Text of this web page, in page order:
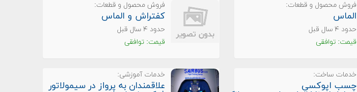
فروش محصول و قطعات:
الماس
حدود ۴ سال قبل
قیمت: توافقی
فروش محصول و قطعات:
کفتراش و الماس
حدود ۴ سال قبل
قیمت: توافقی
خدمات ساخت:
چسب اپوکسی
خدمات آموزشی:
علاقمندان به پرواز در سیمولاتور